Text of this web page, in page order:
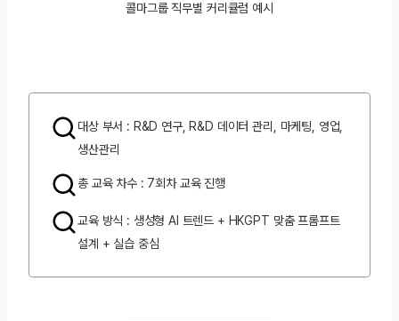
콜마그룹 직무별 커리큘럼 예시
대상 부서 : R&D 연구, R&D 데이터 관리, 마케팅, 영업,
생산관리
총 교육 차수 : 7회차 교육 진행
교육 방식 : 생성형 AI 트렌드 + HKGPT 맞춤 프롬프트
설계 + 실습 중심